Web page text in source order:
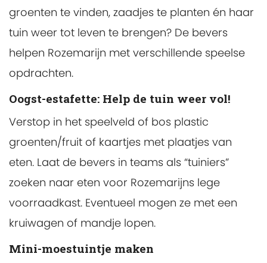
groenten te vinden, zaadjes te planten én haar
tuin weer tot leven te brengen? De bevers
helpen Rozemarijn met verschillende speelse
opdrachten.
Oogst-estafette: Help de tuin weer vol!
Verstop in het speelveld of bos plastic
groenten/fruit of kaartjes met plaatjes van
eten. Laat de bevers in teams als “tuiniers”
zoeken naar eten voor Rozemarijns lege
voorraadkast. Eventueel mogen ze met een
kruiwagen of mandje lopen.
Mini-moestuintje maken